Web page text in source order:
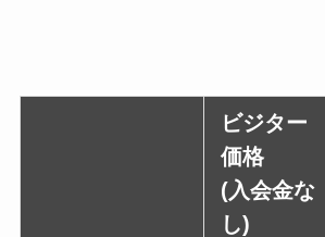
ビジター
価格
(入会金な
し)